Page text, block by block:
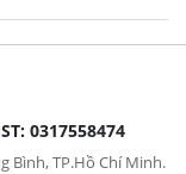
0317558474
Bình, TP.Hồ Chí Minh.